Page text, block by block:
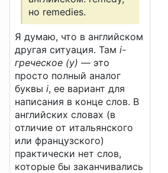
но remedies.
Я думаю, что в английском
другая ситуация. Там i-
греческое (y) — это
просто полный аналог
буквы i, ее вариант для
написания в конце слов. В
английских словах (в
отличие от итальянского
или французского)
практически нет слов,
которые бы заканчивались